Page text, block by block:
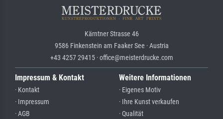
Kärntner Strasse 46
9586 Finkenstein am Faaker See · Austria
+43 4257 29415 · office@meisterdrucke.com
Impressum & Kontakt
· Kontakt
· Impressum
· AGB
Weitere Informationen
· Eigenes Motiv
· Ihre Kunst verkaufen
· Qualität